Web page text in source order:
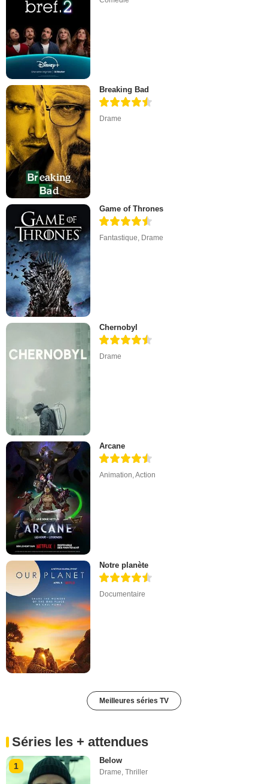
Breaking Bad
Drame
Game of Thrones
Fantastique Drame
Chernobyl
Drame
Arcane
Animation,Action
Notre planète
Documentaire
Meilleures séries TV
Séries les + attendues
1
Below
Drame,Thriller